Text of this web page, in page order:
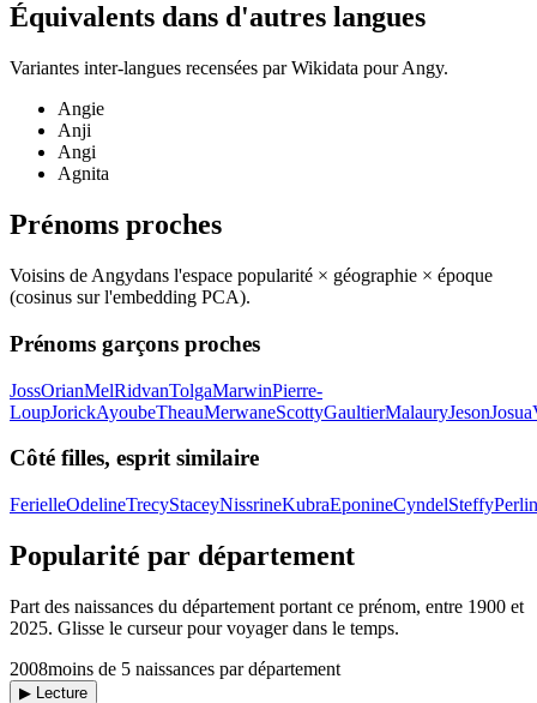
Équivalents dans d'autres langues
Variantes inter-langues recensées par Wikidata pourAngy.
Angie
Anji
Angi
Agnita
Prénoms proches
Voisins de Angydans l'espace popularité × géographie × époque
(cosinus sur l'embedding PCA).
Prénoms garçons proches
JossOrianMelRidvanTolgaMarwinPierre-
LoupJorickAyoubeTheauMerwaneScottyGaultierMalauryJesonJosua
Côté filles, esprit similaire
FerielleOdelineTrecyStaceyNissrineKubraEponineCyndelSteffy
Popularité par département
Part des naissances du département portant ce prénom, entre 1900 et
2025. Glisse le curseur pour voyager dans le temps.
2008moins de 5 naissances par département
▶ Lecture